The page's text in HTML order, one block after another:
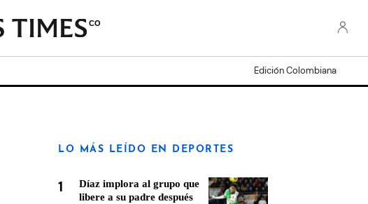
CO
Edición Colombiana
LO MÁS LEÍDO EN DEPORTES
1
Díaz implora al grupo que
libere a su padre después